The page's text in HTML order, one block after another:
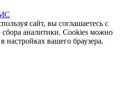
сайт, вы соглашаетесь с
сбора аналитики. Cookies можно
вашего браузера.